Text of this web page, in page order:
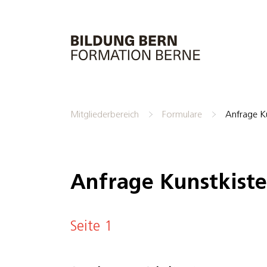
Mitgliederbereich Formulare Anfrage
Anfrage Kunstkiste
Seite 1